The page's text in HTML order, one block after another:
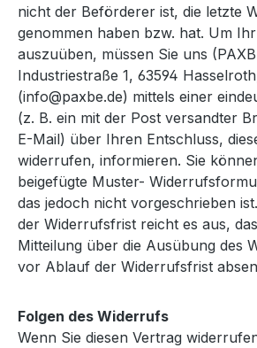
nicht der Beförderer ist, die letzte
genommen haben bzw. hat. Um
auszuüben, müssen Sie uns
Industriestraße 1, 63594
(info@paxbe.de) mittels einer
(z. B. ein mit der Post versandter
E-Mail) über Ihren Entschluss,
widerrufen, informieren. Sie
beigefügte Muster-
das jedoch nicht vorgeschrieben
der Widerrufsfrist reicht es aus,
Mitteilung über die Ausübung des
vor Ablauf der Widerrufsfrist
Folgen des Widerrufs
Wenn Sie diesen Vertrag